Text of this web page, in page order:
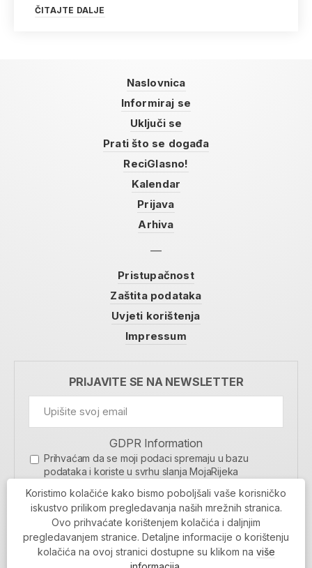
ČITAJTE DALJE
Naslovnica
Informiraj se
Uključi se
Prati što se događa
ReciGlasno!
Kalendar
Prijava
Arhiva
Pristupačnost
Zaštita podataka
Uvjeti korištenja
Impressum
PRIJAVITE SE NA NEWSLETTER
GDPR Information
Prihvaćam da se moji podaci spremaju u bazu
podataka i koriste u svrhu slanja MojaRijeka
MOJARIJEKA NEWSLETTER
PRIJAVI SE
Koristimo kolačiće kako bismo poboljšali vaše korisničko
iskustvo prilikom pregledavanja naših mrežnih stranica.
Ovo prihvaćate korištenjem kolačića i daljnjim
pregledavanjem stranice. Detaljne informacije o korištenju
kolačića na ovoj stranici dostupne su klikom na više